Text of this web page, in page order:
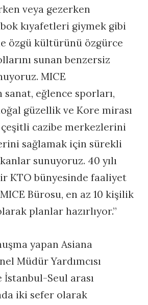
veya gezerken
kıyafetleri giymek gibi
özgü kültürünü özgürce
sunan benzersiz
MICE
eğlence sporları,
güzellik ve Kore mirası
cazibe merkezlerini
sağlamak için sürekli
sunuyoruz. 40 yılı
KTO bünyesinde faaliyet
Bürosu, en az 10 kişilik
planlar hazırlıyor.”
yapan Asiana
Müdür Yardımcısı
İstanbul-Seul arası
iki sefer olarak